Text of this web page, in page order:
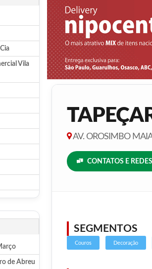
Vila
de Abreu
AV. OROSIMBO
CONTATOS E
SEGMENTOS
Couros Decoração